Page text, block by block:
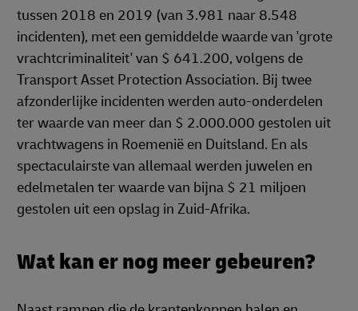
tussen 2018 en 2019 (van 3.981 naar 8.548
incidenten), met een gemiddelde waarde van 'grote
vrachtcriminaliteit' van $ 641.200, volgens de
Transport Asset Protection Association. Bij twee
afzonderlijke incidenten werden auto-onderdelen
ter waarde van meer dan $ 2.000.000 gestolen uit
vrachtwagens in Roemenië en Duitsland. En als
spectaculairste van allemaal werden juwelen en
edelmetalen ter waarde van bijna $ 21 miljoen
gestolen uit een opslag in Zuid-Afrika.
Wat kan er nog meer gebeuren?